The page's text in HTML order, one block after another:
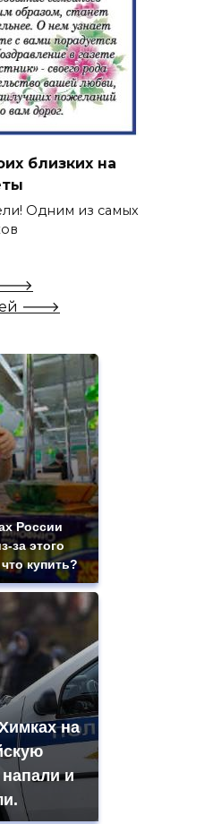
близких на
Одним из самых
🡒
🡒
России
за этого
купить?
на
и